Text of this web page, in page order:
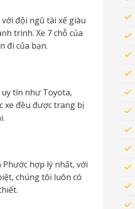
đội ngũ tài xế giàu
trình. Xe 7 chỗ của
đi của bạn.
uy tín như Toyota,
xe đều được trang bị
hợp lý nhất, với
chúng tôi luôn có